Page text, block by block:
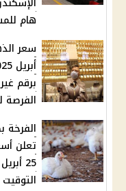
هام
برقم
الفرصة
تعلن